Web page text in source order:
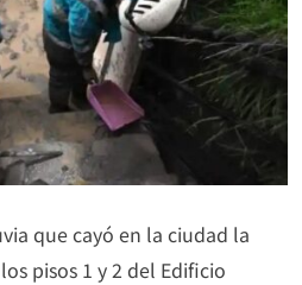
que cayó en la ciudad la
pisos 1 y 2 del Edificio